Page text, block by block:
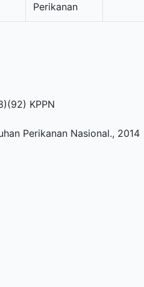
Perikanan
KPPN
Perikanan Nasional., 2014